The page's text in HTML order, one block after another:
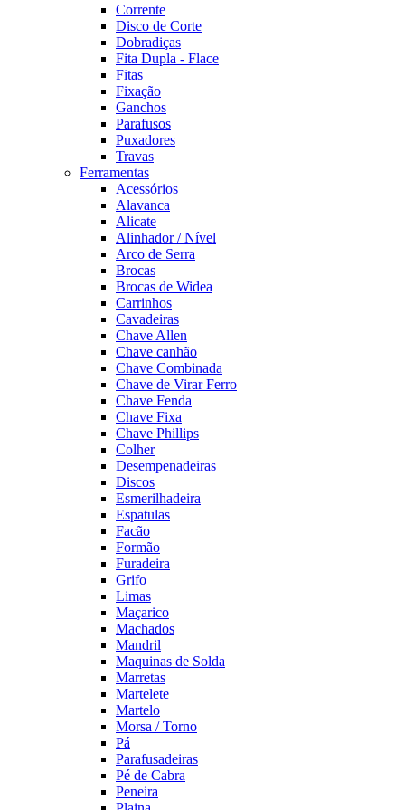
Corrente
Disco de Corte
Dobradiças
Fita Dupla - Flace
Fitas
Fixação
Ganchos
Parafusos
Puxadores
Travas
Ferramentas
Acessórios
Alavanca
Alicate
Alinhador / Nível
Arco de Serra
Brocas
Brocas de Widea
Carrinhos
Cavadeiras
Chave Allen
Chave canhão
Chave Combinada
Chave de Virar Ferro
Chave Fenda
Chave Fixa
Chave Phillips
Colher
Desempenadeiras
Discos
Esmerilhadeira
Espatulas
Facão
Formão
Furadeira
Grifo
Limas
Maçarico
Machados
Mandril
Maquinas de Solda
Marretas
Martelete
Martelo
Morsa / Torno
Pá
Parafusadeiras
Pé de Cabra
Peneira